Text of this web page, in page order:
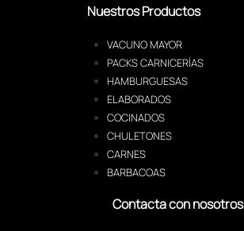
Nuestros Productos
VACUNO MAYOR
PACKS CARNICERÍAS
HAMBURGUESAS
ELABORADOS
COCINADOS
CHULETONES
CARNES
BARBACOAS
Contacta con nosotros